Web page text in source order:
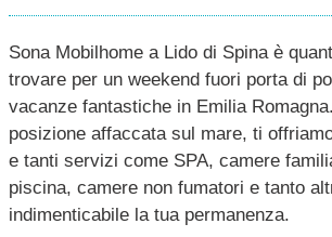
Sona Mobilhome a Lido di Spina è
trovare per un weekend fuori porta di
vacanze fantastiche in Emilia
posizione affaccata sul mare, ti
e tanti servizi come SPA, camere
piscina, camere non fumatori e tanto
indimenticabile la tua permanenza.